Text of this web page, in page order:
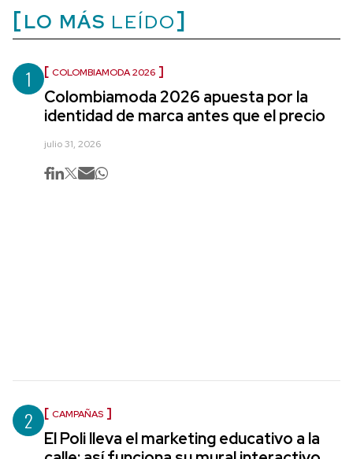
LO MÁS LEÍDO
1 COLOMBIAMODA 2026
Colombiamoda 2026 apuesta por la
identidad de marca antes que el precio
julio 31, 2026
2 CAMPAÑAS
El Poli lleva el marketing educativo a la